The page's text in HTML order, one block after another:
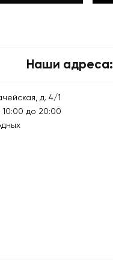
Наши адреса:
д. 4/1
до 20:00